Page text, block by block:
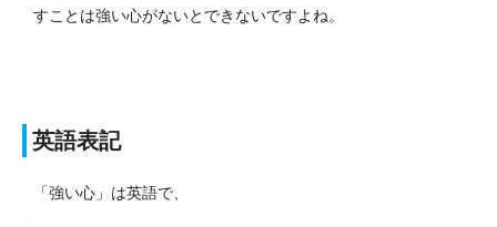
すことは強い心がないとできないですよね。
英語表記
「強い心」は英語で、